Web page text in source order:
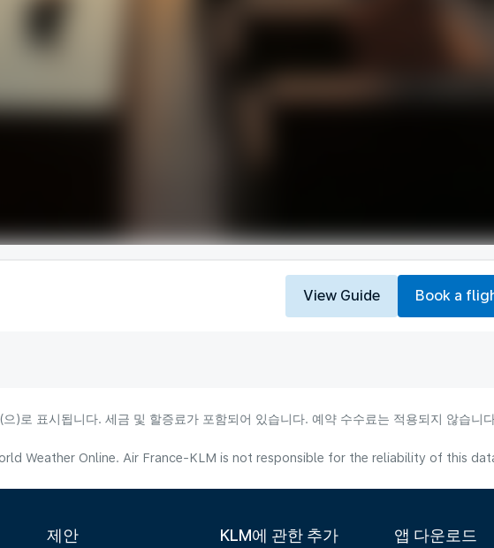
View Guide Book a
)로 표시됩니다. 세금 및 할증료가 포함되어 있습니다. 예약 수수료는 적용되지 않습니
Weather Online. Air France-KLM is not responsible for the reliability of this
제안
KLM에 관한 추가
앱 다운로드